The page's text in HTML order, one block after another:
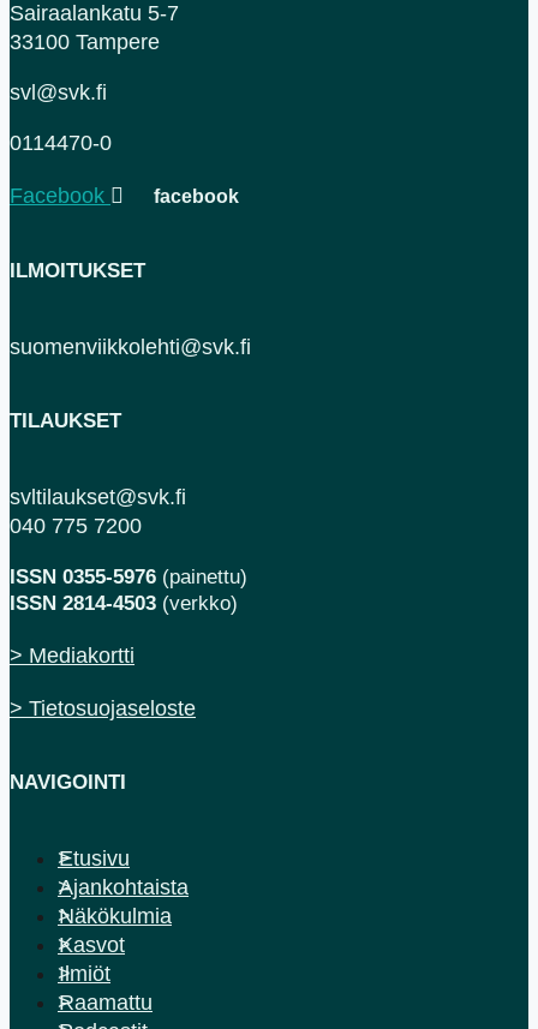
Sairaalankatu 5-7
33100 Tampere
svl@svk.fi
0114470-0
Facebook
ILMOITUKSET
suomenviikkolehti@svk.fi
TILAUKSET
svltilaukset@svk.fi
040 775 7200
ISSN 0355-5976 (painettu)
ISSN 2814-4503 (verkko)
> Mediakortti
> Tietosuojaseloste
NAVIGOINTI
Etusivu
Ajankohtaista
Näkökulmia
Kasvot
Ilmiöt
Raamattu